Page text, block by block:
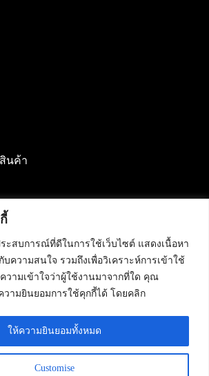
ระสบการณ์ที่ดีในการใช้เว็บไซต์ แสดงเนื้อหา
ความสนใจ รวมถึงเพื่อวิเคราะห์การเข้าใช้
วามเข้าใจว่าผู้ใช้งานมาจากที่ใด คุณ
วามยินยอมการใช้คุกกี้ได้ โดยคลิก
Customise
ให้ความยินยอมทั้งหมด
นค้า
มมิวนิเคชั่น จำกัด 420/94 ถนน
ขวงดอกไม้, เขตประเวศ
4055,086-309-5259,